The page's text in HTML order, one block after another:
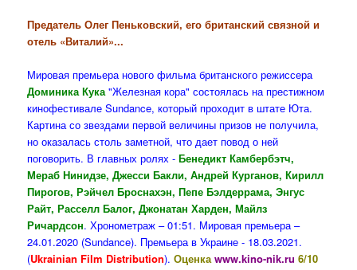
Предатель Олег Пеньковский, его британский связной и
отель «Виталий»...
Мировая премьера нового фильма британского режиссера
Доминика Кука"Железная кора" состоялась на престижном
кинофестивале Sundance, который проходит в штате Юта.
Картина со звездами первой величины призов не получила,
но оказалась столь заметной, что дает повод о ней
поговорить. В главных ролях -Бенедикт Камбербэтч,
Мераб Нинидзе, Джесси Бакли, Андрей Курганов, Кирилл
Пирогов, Рэйчел Броснахэн, Пепе Бэлдеррама, Энгус
Райт, Расселл Балог, Джонатан Харден, Майлз
Ричардсон. Хронометраж – 01:51. Мировая премьера –
24.01.2020 (Sundance). Премьера в Украине - 18.03.2021.
(Ukrainian Film Distribution).Оценкаwww.kino-nik.ru 6/10